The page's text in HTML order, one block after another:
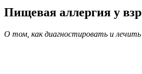
Пищевая аллергия у
О том, как диагностировать и лечить